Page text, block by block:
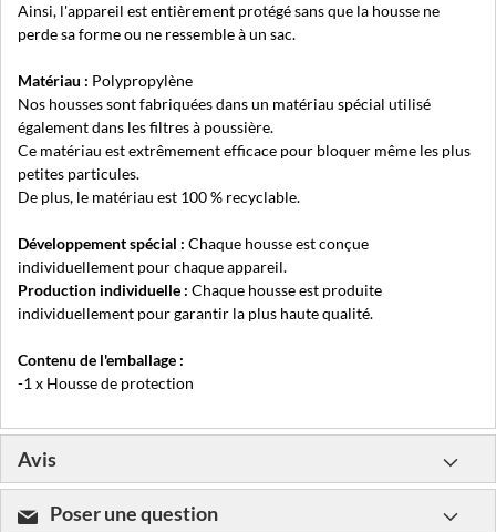
Ainsi, l'appareil est entièrement protégé sans que la housse ne
perde sa forme ou ne ressemble à un sac.
Matériau : Polypropylène
Nos housses sont fabriquées dans un matériau spécial utilisé
également dans les filtres à poussière.
Ce matériau est extrêmement efficace pour bloquer même les plus
petites particules.
De plus, le matériau est 100 % recyclable.
Développement spécial : Chaque housse est conçue
individuellement pour chaque appareil.
Production individuelle : Chaque housse est produite
individuellement pour garantir la plus haute qualité.
Contenu de l'emballage :
-1 x Housse de protection
Avis
Poser une question